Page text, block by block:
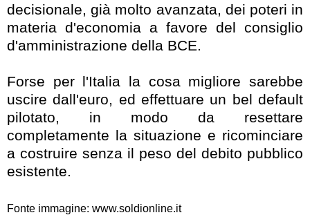
decisionale, già molto avanzata, dei poteri in
materia d'economia a favore del consiglio
d'amministrazione della BCE.
Forse per l'Italia la cosa migliore sarebbe
uscire dall'euro, ed effettuare un bel default
pilotato, in modo da resettare
completamente la situazione e ricominciare
a costruire senza il peso del debito pubblico
esistente.
Fonte immagine: www.soldionline.it